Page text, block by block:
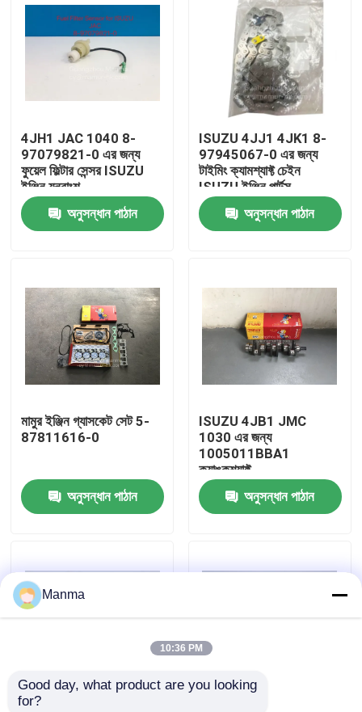
পণ্য
আমাদের সম্পর্কে
মান নিয়ন্ত্রণ
যোগাযোগ করুন
ট্রাক অটো পার্ট
ইসুজু ইঞ্জিন যন্ত্রাংশ
4JH1 JAC 1040 8-
97079821-0 এর জন্য
ফুয়েল ফিল্টার সেন্সর ISUZU
ইঞ্জিন যন্ত্রাংশ
অনুসন্ধান পাঠান
ISUZU 4JJ1 4JK1 8-
97945067-0 এর জন্য
টাইমিং ক্যামশ্যাফ্ট চেইন
ISUZU ইঞ্জিন পার্টস
অনুসন্ধান পাঠান
মামুর ইঞ্জিন গ্যাসকেট সেট 5-
87811616-0
অনুসন্ধান পাঠান
ISUZU 4JB1 JMC
1030 এর জন্য
1005011BBA1
ক্র্যাঙ্কশ্যাফ্ট
অনুসন্ধান পাঠান
পিস্টন কুলিং তেল জেট জন্য
Manma
10:36 PM
Good day, what product are you looking
for?